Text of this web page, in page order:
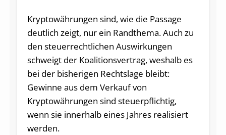
Kryptowährungen sind, wie die Passage
deutlich zeigt, nur ein Randthema. Auch zu
den steuerrechtlichen Auswirkungen
schweigt der Koalitionsvertrag, weshalb es
bei der bisherigen Rechtslage bleibt:
Gewinne aus dem Verkauf von
Kryptowährungen sind steuerpflichtig,
wenn sie innerhalb eines Jahres realisiert
werden.